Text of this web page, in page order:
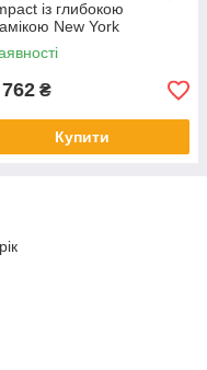
із глибокою
New York
₴
Купити